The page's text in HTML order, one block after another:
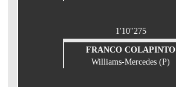
1'10"275
FRANCO COLAPINTO
Williams-Mercedes (P)